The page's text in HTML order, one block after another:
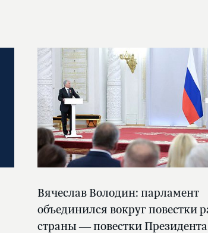
Вячеслав Володин: парламент
объединился вокруг повестки
страны — повестки Президента